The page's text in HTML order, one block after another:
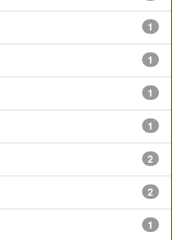
1
1
1
1
2
2
1